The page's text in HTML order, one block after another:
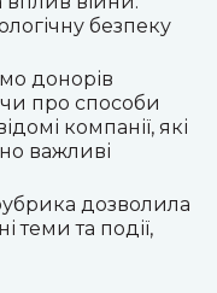
безпеку
донорів
про способи
компанії, які
важливі
дозволила
теми та події,